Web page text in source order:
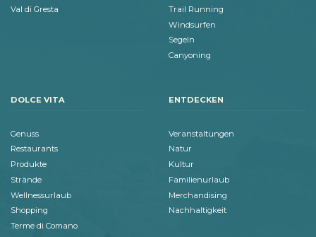
Val di Gresta
Trail Running
Windsurfen
Segeln
Canyoning
DOLCE VITA
Genuss
Restaurants
Produkte
Strände
Wellnessurlaub
Shopping
Terme di Comano
ENTDECKEN
Veranstaltungen
Natur
Kultur
Familienurlaub
Merchandising
Nachhaltigkeit